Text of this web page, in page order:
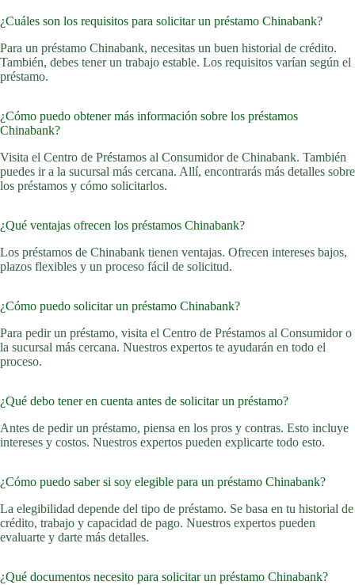
¿Cuáles son los requisitos para solicitar un préstamo Chinabank?
Para un préstamo Chinabank, necesitas un buen historial de crédito.
También, debes tener un trabajo estable. Los requisitos varían según el
préstamo.
¿Cómo puedo obtener más información sobre los préstamos
Chinabank?
Visita el Centro de Préstamos al Consumidor de Chinabank. También
puedes ir a la sucursal más cercana. Allí, encontrarás más detalles sobre
los préstamos y cómo solicitarlos.
¿Qué ventajas ofrecen los préstamos Chinabank?
Los préstamos de Chinabank tienen ventajas. Ofrecen intereses bajos,
plazos flexibles y un proceso fácil de solicitud.
¿Cómo puedo solicitar un préstamo Chinabank?
Para pedir un préstamo, visita el Centro de Préstamos al Consumidor o
la sucursal más cercana. Nuestros expertos te ayudarán en todo el
proceso.
¿Qué debo tener en cuenta antes de solicitar un préstamo?
Antes de pedir un préstamo, piensa en los pros y contras. Esto incluye
intereses y costos. Nuestros expertos pueden explicarte todo esto.
¿Cómo puedo saber si soy elegible para un préstamo Chinabank?
La elegibilidad depende del tipo de préstamo. Se basa en tu historial de
crédito, trabajo y capacidad de pago. Nuestros expertos pueden
evaluarte y darte más detalles.
¿Qué documentos necesito para solicitar un préstamo Chinabank?